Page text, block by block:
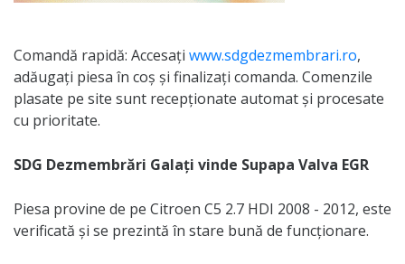
Comandă rapidă: Accesați www.sdgdezmembrari.ro,
adăugați piesa în coș și finalizați comanda. Comenzile
plasate pe site sunt recepționate automat și procesate
cu prioritate.
SDG Dezmembrări Galați vinde Supapa Valva EGR
Piesa provine de pe Citroen C5 2.7 HDI 2008 - 2012, este
verificată și se prezintă în stare bună de funcționare.